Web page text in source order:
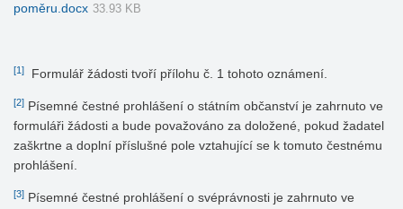
poměru.docx 33.93 KB
[1] Formulář žádosti tvoří přílohu č. 1 tohoto oznámení.
[2] Písemné čestné prohlášení o státním občanství je zahrnuto ve
formuláři žádosti a bude považováno za doložené, pokud žadatel
zaškrtne a doplní příslušné pole vztahující se k tomuto čestnému
prohlášení.
[3] Písemné čestné prohlášení o svéprávnosti je zahrnuto ve